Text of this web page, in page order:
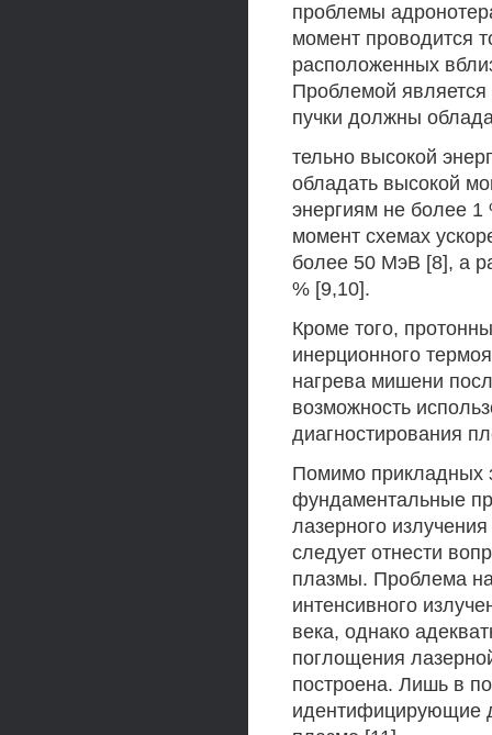
проблемы
момент проводится
расположенных
Проблемой
пучки должны
тельно высокой
обладать высокой
энергиям не более
момент схемах
более 50 МэВ [8], а
% [9,10].
Кроме того,
инерционного
нагрева мишени
возможность
диагностирования
Помимо прикладных
фундаментальные
лазерного
следует отнести
плазмы. Проблема
интенсивного
века, однако
поглощения
построена. Лишь в
идентифицирующие